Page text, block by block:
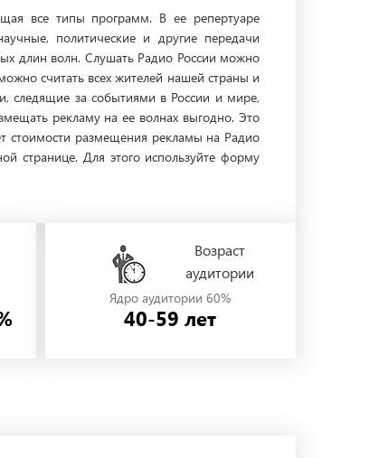
все типы программ. В ее репертуаре
политические и другие передачи
длин волн. Слушать Радио России можно
считать всех жителей нашей страны и
следящие за событиями в России и мире,
рекламу на ее волнах выгодно. Это
стоимости размещения рекламы на Радио
странице. Для этого используйте форму
Возраст
аудитории
Ядро аудитории 60%
40-59 лет